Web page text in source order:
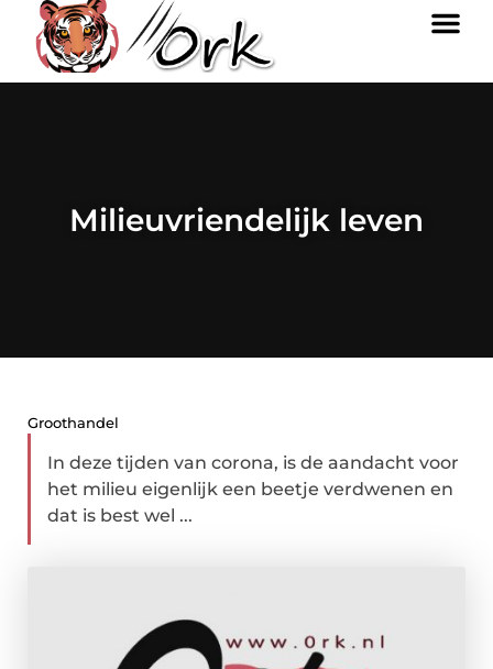
Milieuvriendelijk leven
Groothandel
In deze tijden van corona, is de aandacht voor
het milieu eigenlijk een beetje verdwenen en
dat is best wel ...